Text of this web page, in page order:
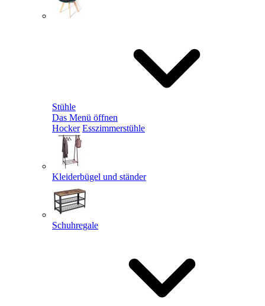
Stühle
Das Menü öffnen
Hocker Esszimmerstühle
Kleiderbügel und ständer
Schuhregale